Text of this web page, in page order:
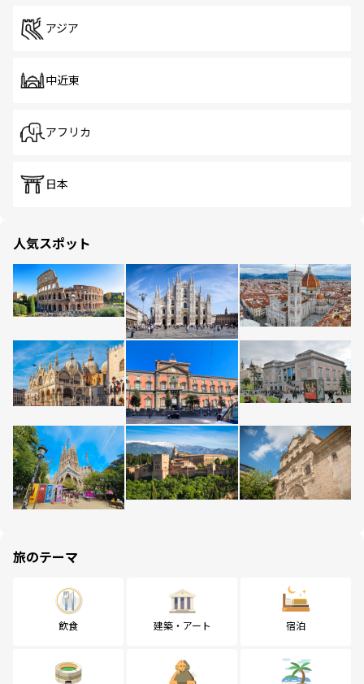
アジア
中近東
アフリカ
日本
人気スポット
旅のテーマ
飲食 建築・アート 宿泊